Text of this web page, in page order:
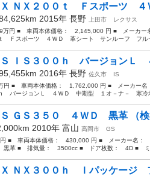
Ｘ ＮＸ２００ｔ Ｆスポーツ
2015年 長野 上田市
レクサス
万円 ■ 車両本体価格： 2,145,000 円 ■ メーカ
Ｆスポーツ ４ＷＤ 革シート サンルーフ フル
Ｓ ＩＳ３００ｈ バージョン
2016年 長野 佐久市
IS
円 ■ 車両本体価格： 1,762,000 円 ■ メーカー
バージョンＬ ４ＷＤ 中期型 １オ－ナ－ 寒冷
Ｓ ＧＳ３５０ ４ＷＤ 黒革 （検
2010年 富山 高岡市
GS
■ 車両本体価格： 430,000 円 ■ メーカー名
黒革 ■ 排気量： 3500cc ■ ドア枚数： 4D ■ ミ
Ｘ ＮＸ３００ｈ Ｉパッケージ